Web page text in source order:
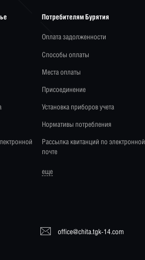
Потребителям Бурятия
Оплата задолженности
Способы оплаты
Места оплаты
Присоединение
Установка приборов учета
Нормативы потребления
Рассылка квитанций по электронной
почте
еще
office@chita.tgk-14.com